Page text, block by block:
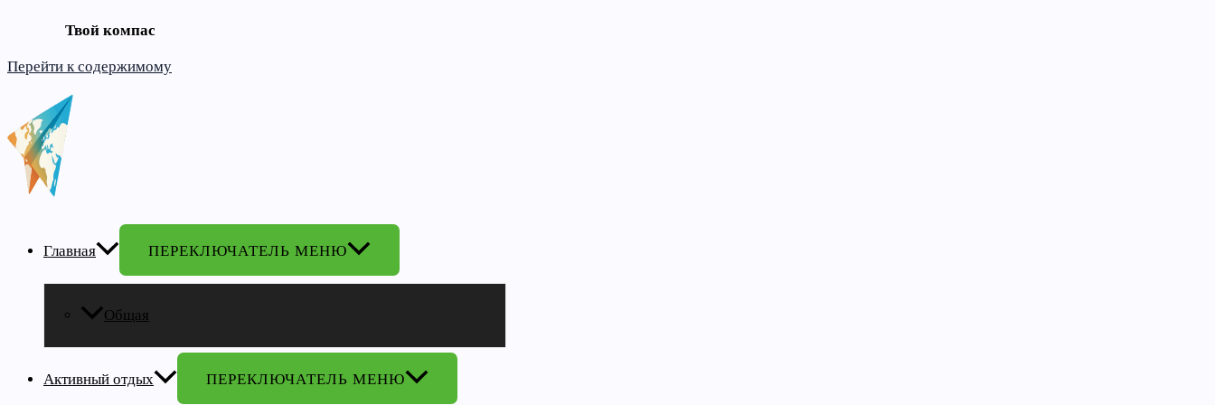
Твой компас
Перейти к содержимому
Главная ПЕРЕКЛЮЧАТЕЛЬ МЕНЮ
Общая
Активный отдых ПЕРЕКЛЮЧАТЕЛЬ МЕНЮ